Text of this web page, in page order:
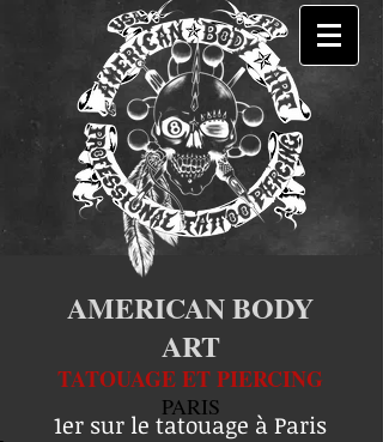
AMERICAN BODY
ART
TATOUAGE ET PIERCING
PARIS
1er sur le tatouage à Paris